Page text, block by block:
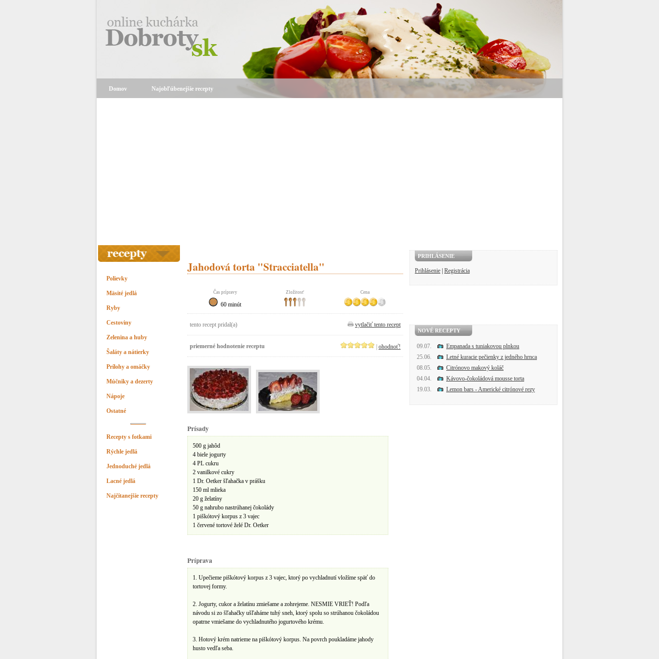
Domov Najobľúbenejšie recepty
Polievky
Mäsité jedlá
Ryby
Cestoviny
Zelenina a huby
Šaláty a nátierky
Prílohy a omáčky
Múčniky a dezerty
Nápoje
Ostatné
Recepty s fotkami
Rýchle jedlá
Jednoduché jedlá
Lacné jedlá
Najčítanejšie recepty
Jahodová torta "Stracciatella"
Čas prípravy Zložitosť Cena
60 minút
tento recept pridal(a) vytlačiť tento recept
priemerné hodnotenie receptu ohodnoť!
Prísady
500 g jahôd
4 biele jogurty
4 PL cukru
2 vanilkové cukry
1 Dr. Oetker šľahačka v prášku
150 ml mlieka
20 g želatíny
50 g nahrubo nastrúhanej čokolády
1 piškótový korpus z 3 vajec
1 červené tortové želé Dr. Oetker
Príprava
1. Upečieme piškótový korpus z 3 vajec, ktorý po vychladnutí vložíme späť do
tortovej formy.
2. Jogurty, cukor a želatínu zmiešame a zohrejeme. NESMIE VRIEŤ! Podľa
návodu si zo šľahačky ušľaháme tuhý sneh, ktorý spolu so strúhanou čokoládou
opatrne vmiešame do vychladnutého jogurtového krému.
3. Hotový krém natrieme na piškótový korpus. Na povrch poukladáme jahody
husto vedľa seba.
PRIHLÁSENIE
Prihlásenie Registrácia
NOVÉ RECEPTY
09.07.
Empanada s tuniakovou plnkou
25.06.
Letné kuracie pečienky z jedného hrnca
08.05.
Citrónovo makový koláč
04.04.
Kávovo-čokoládová mousse torta
19.03.
Lemon bars - Americké citrónové rezy